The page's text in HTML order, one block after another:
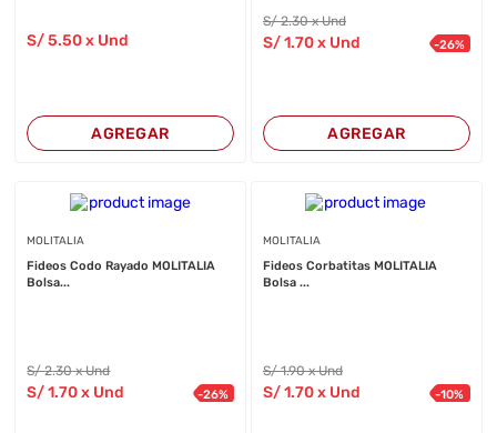
S/5.50 x Und
AGREGAR
S/2.30 x Und
S/1.70x Und -26%
AGREGAR
MOLITALIA
Fideos Codo Rayado MOLITALIA
Bolsa...
S/2.30 x Und
S/1.70 x Und -26%
MOLITALIA
Fideos Corbatitas MOLITALIA
Bolsa ...
S/1.90 x Und
S/1.70x Und -10%